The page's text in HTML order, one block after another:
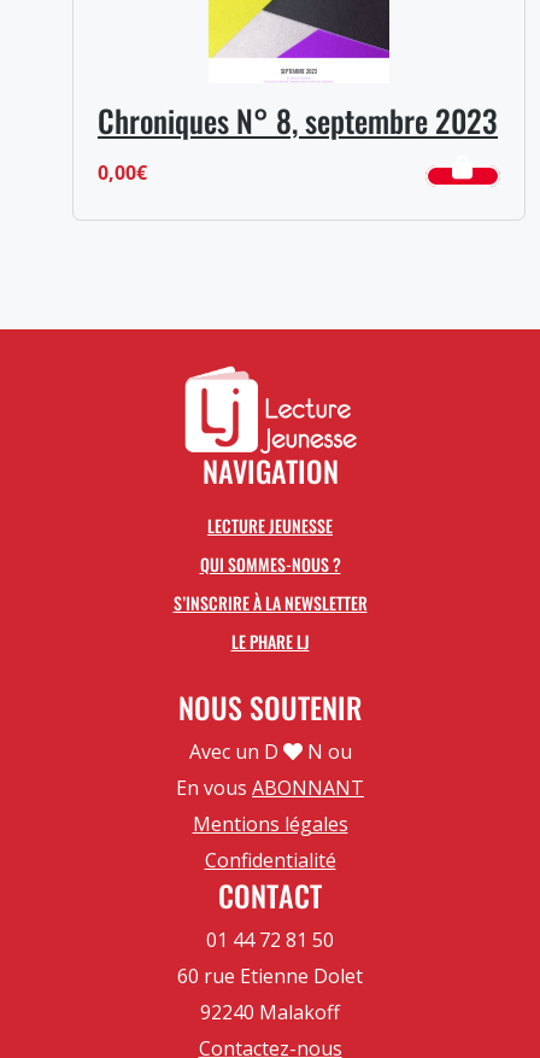
Chroniques N° 8, septembre 2023
0,00€
NAVIGATION
LECTURE JEUNESSE
QUI SOMMES-NOUS ?
S’INSCRIRE À LA NEWSLETTER
LE PHARE LJ
NOUS SOUTENIR
Avec un D
N ou
En vous ABONNANT
Mentions légales
Confidentialité
CONTACT
01 44 72 81 50
60 rue Etienne Dolet
92240 Malakoff
Contactez-nous